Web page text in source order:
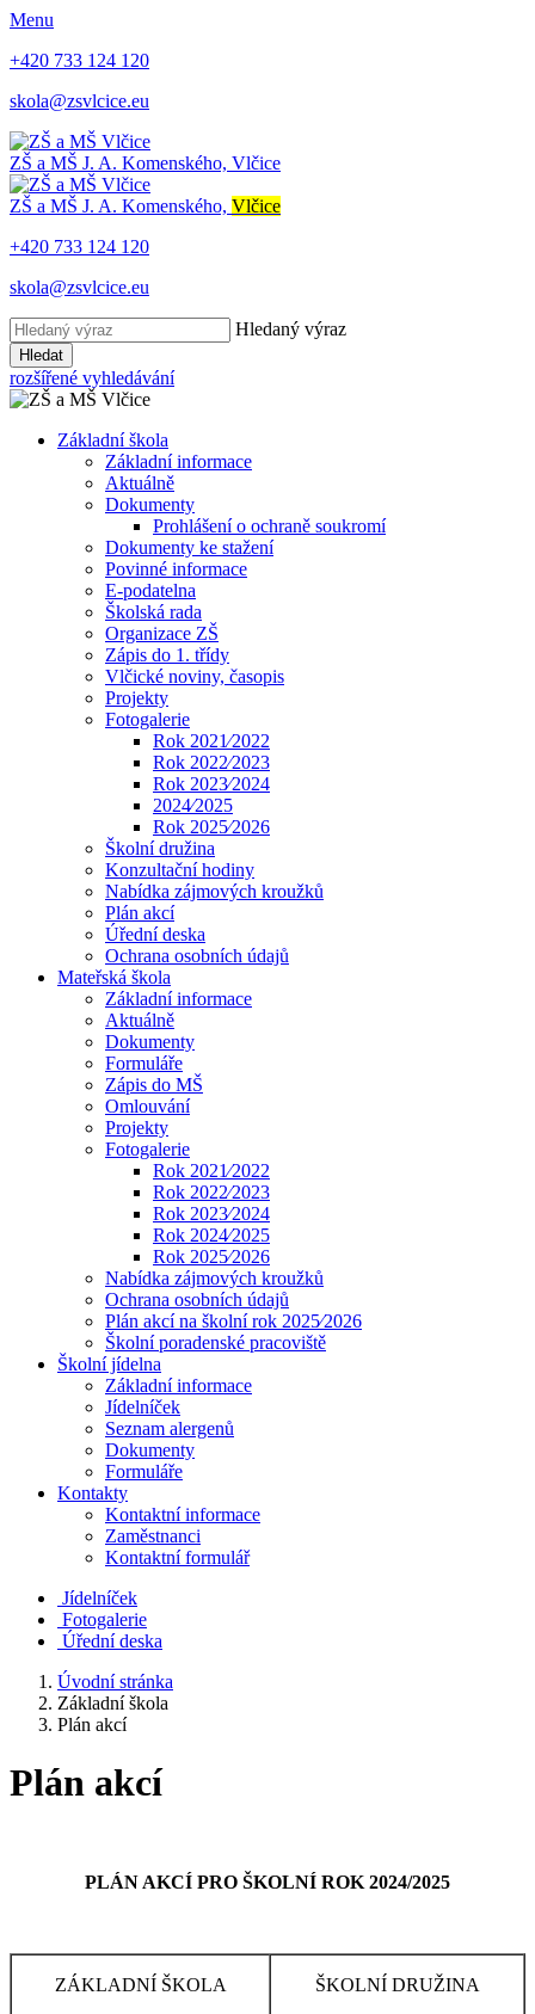
Menu
+420 733 124 120
skola@zsvlcice.eu
ZŠ a MŠ J. A. Komenského, Vlčice
ZŠ a MŠ J. A. Komenského, Vlčice
+420 733 124 120
skola@zsvlcice.eu
Hledaný výraz
Hledat
rozšířené vyhledávání
Základní škola
Základní informace
Aktuálně
Dokumenty
Prohlášení o ochraně soukromí
Dokumenty ke stažení
Povinné informace
E-podatelna
Školská rada
Organizace ZŠ
Zápis do 1. třídy
Vlčické noviny, časopis
Projekty
Fotogalerie
Rok 2021⁄2022
Rok 2022⁄2023
Rok 2023⁄2024
2024⁄2025
Rok 2025⁄2026
Školní družina
Konzultační hodiny
Nabídka zájmových kroužků
Plán akcí
Úřední deska
Ochrana osobních údajů
Mateřská škola
Základní informace
Aktuálně
Dokumenty
Formuláře
Zápis do MŠ
Omlouvání
Projekty
Fotogalerie
Rok 2021⁄2022
Rok 2022⁄2023
Rok 2023⁄2024
Rok 2024⁄2025
Rok 2025⁄2026
Nabídka zájmových kroužků
Ochrana osobních údajů
Plán akcí na školní rok 2025⁄2026
Školní poradenské pracoviště
Školní jídelna
Základní informace
Jídelníček
Seznam alergenů
Dokumenty
Formuláře
Kontakty
Kontaktní informace
Zaměstnanci
Kontaktní formulář
Jídelníček
Fotogalerie
Úřední deska
Úvodní stránka
Základní škola
Plán akcí
Plán akcí
PLÁN AKCÍ PRO ŠKOLNÍ ROK 2024/2025
ZÁKLADNÍ ŠKOLA ŠKOLNÍ DRUŽINA